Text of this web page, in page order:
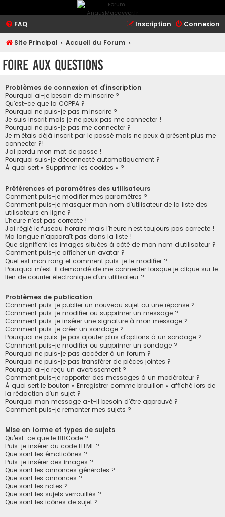
FAQ Connexion
Inscription
Site Principal Accueil du Forum
Foire aux questions
Problèmes de connexion et d’inscription
Pourquoi ai-je besoin de m’inscrire ?
Qu’est-ce que la COPPA ?
Pourquoi ne puis-je pas m’inscrire ?
Je suis inscrit mais je ne peux pas me connecter !
Pourquoi ne puis-je pas me connecter ?
Je m’étais déjà inscrit par le passé mais ne peux à présent plus me
connecter ?!
J’ai perdu mon mot de passe !
Pourquoi suis-je déconnecté automatiquement ?
À quoi sert « Supprimer les cookies » ?
Préférences et paramètres des utilisateurs
Comment puis-je modifier mes paramètres ?
Comment puis-je masquer mon nom d’utilisateur de la liste des
utilisateurs en ligne ?
L’heure n’est pas correcte !
J’ai réglé le fuseau horaire mais l’heure n’est toujours pas correcte !
Ma langue n’apparaît pas dans la liste !
Que signifient les images situées à côté de mon nom d’utilisateur ?
Comment puis-je afficher un avatar ?
Quel est mon rang et comment puis-je le modifier ?
Pourquoi m’est-il demandé de me connecter lorsque je clique sur le
lien de courrier électronique d’un utilisateur ?
Problèmes de publication
Comment puis-je publier un nouveau sujet ou une réponse ?
Comment puis-je modifier ou supprimer un message ?
Comment puis-je insérer une signature à mon message ?
Comment puis-je créer un sondage ?
Pourquoi ne puis-je pas ajouter plus d’options à un sondage ?
Comment puis-je modifier ou supprimer un sondage ?
Pourquoi ne puis-je pas accéder à un forum ?
Pourquoi ne puis-je pas transférer de pièces jointes ?
Pourquoi ai-je reçu un avertissement ?
Comment puis-je rapporter des messages à un modérateur ?
À quoi sert le bouton « Enregistrer comme brouillon » affiché lors de
la rédaction d’un sujet ?
Pourquoi mon message a-t-il besoin d’être approuvé ?
Comment puis-je remonter mes sujets ?
Mise en forme et types de sujets
Qu’est-ce que le BBCode ?
Puis-je insérer du code HTML ?
Que sont les émoticônes ?
Puis-je insérer des images ?
Que sont les annonces générales ?
Que sont les annonces ?
Que sont les notes ?
Que sont les sujets verrouillés ?
Que sont les icônes de sujet ?